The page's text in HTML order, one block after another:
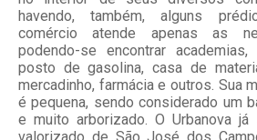
havendo, também, alguns
comércio atende apenas as
podendo-se encontrar
posto de gasolina, casa de
mercadinho, farmácia e outros. Sua
é pequena, sendo considerado um
e muito arborizado. O Urbanova